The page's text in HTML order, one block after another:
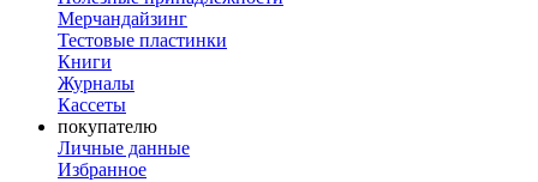
Мерчандайзинг
Тестовые пластинки
Книги
Журналы
Кассеты
покупателю
Личные данные
Избранное